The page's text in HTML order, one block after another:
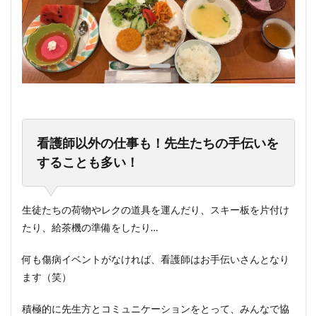
看護師以外の仕事も！先生たちの手伝いを
することも多い！
生徒たちの荷物やレクの道具を運んだり、スキー板を片付け
たり、給茶機の準備をしたり…
何も傷病イベントがなければ、看護師はお手伝いさんとなり
ます（笑）
積極的に先生方とコミュニケーションをとって、みんなで協